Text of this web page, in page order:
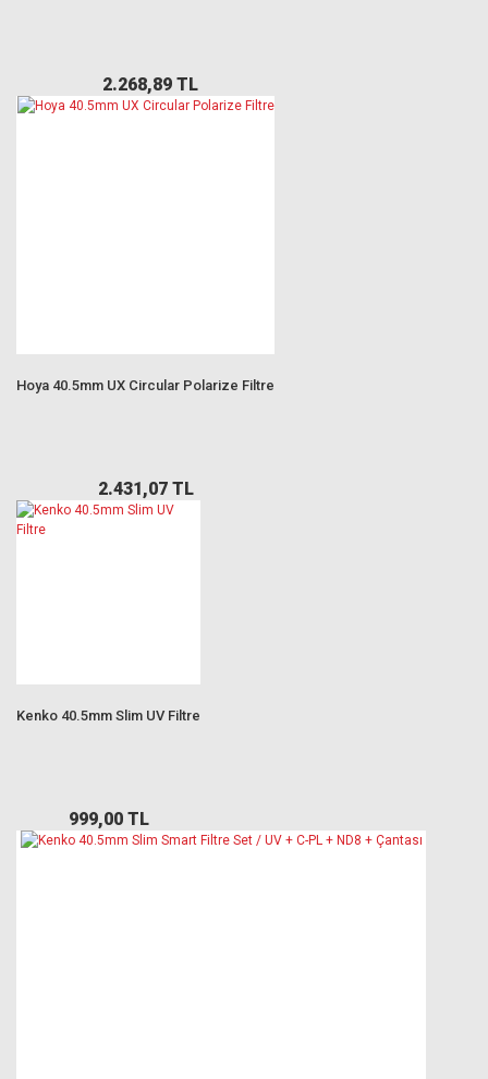
2.268,89 TL
Hoya 40.5mm UX Circular Polarize Filtre
2.431,07 TL
Kenko 40.5mm Slim UV Filtre
999,00 TL